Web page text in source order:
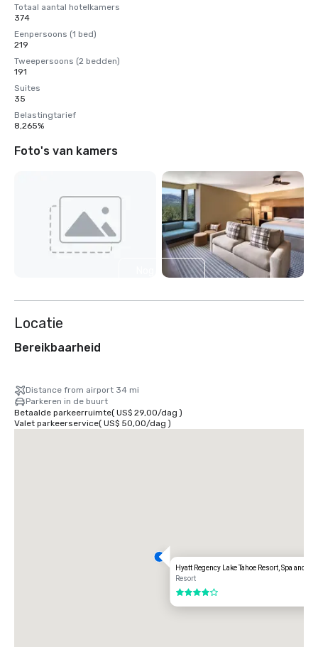
Totaal aantal hotelkamers
374
Eenpersoons (1 bed)
219
Tweepersoons (2 bedden)
191
Suites
35
Belastingtarief
8,265%
Foto's van kamers
Nog 2
Locatie
Bereikbaarheid
Distance from airport 34 mi
Parkeren in de buurt
Betaalde parkeerruimte( US$ 29,00/dag )
Valet parkeerservice( US$ 50,00/dag )
Hyatt Regency Lake Tahoe Resort, Spa and
Resort
4 van 5